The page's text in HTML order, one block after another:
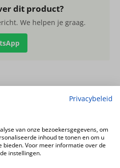
dit product?
We helpen je graag.
Privacybeleid
van onze bezoekersgegevens, om
inhoud te tonen en om u
bieden. Voor meer informatie over de
instellingen.